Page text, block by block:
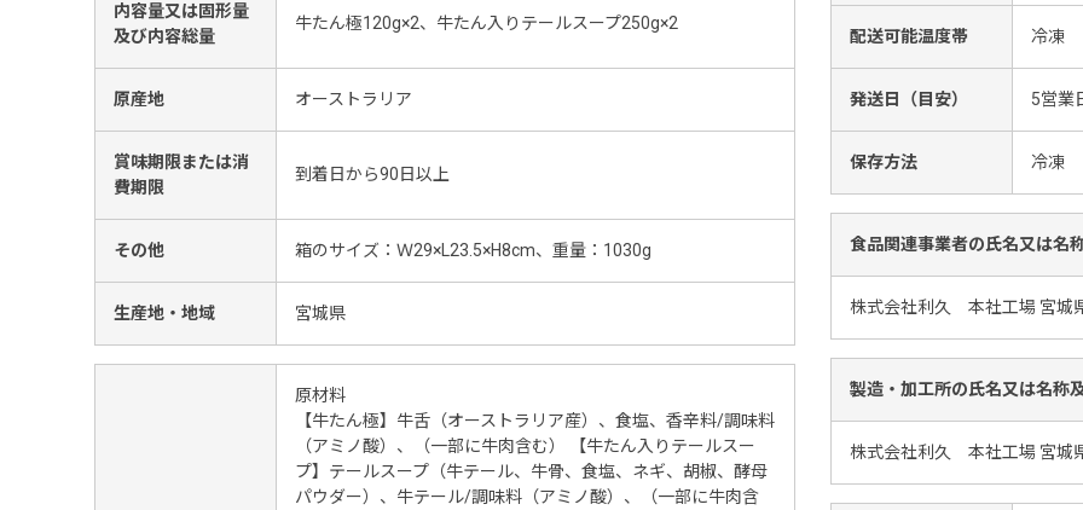
内容量又は固形量
及び内容総量
牛たん極120g×2、牛たん入りテールスープ250g×2
原産地 オーストラリア
賞味期限または消
費期限
到着日から90日以上
その他 箱のサイズ：Ｗ29×L23.5×H8cm、重量：1030g
生産地・地域 宮城県
原材料
【牛たん極】牛舌（オーストラリア産）、食塩、香辛料/調味料
（アミノ酸）、（一部に牛肉含む） 【牛たん入りテールスー
プ】テールスープ（牛テール、牛骨、食塩、ネギ、胡椒、酵母
パウダー）、牛テール/調味料（アミノ酸）、（一部に牛肉含
配送可能温度帯 冷凍
発送日（目安） 5営業
保存方法 冷凍
食品関連事業者の氏名又は名
株式会社利久 本社工場 宮城
製造・加工所の氏名又は名称
株式会社利久 本社工場 宮城